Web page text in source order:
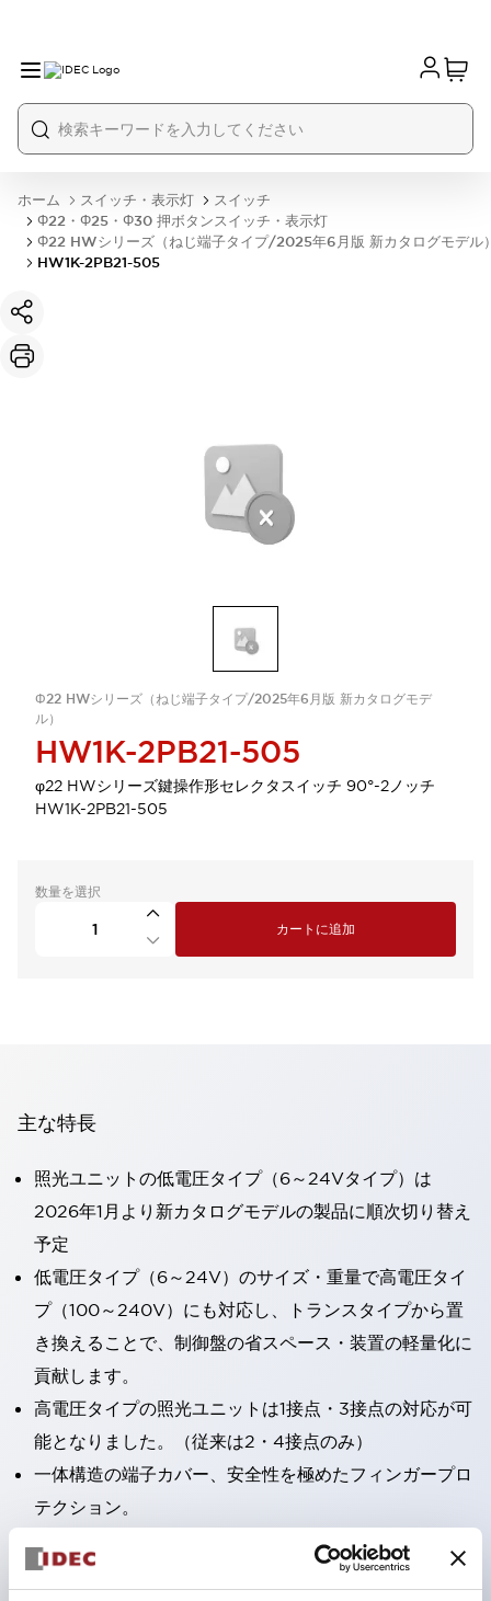
ホーム スイッチ・表示灯
スイッチ
Φ22・Φ25・Φ30 押ボタンスイッチ・表示灯
Φ22 HWシリーズ（ねじ端子タイプ/2025年6月版 新カタログモデル
HW1K-2PB21-505
Φ22 HWシリーズ（ねじ端子タイプ/2025年6月版 新カタログモデ
ル）
HW1K-2PB21-505
φ22 HWシリーズ鍵操作形セレクタスイッチ 90°-2ノッチ
HW1K-2PB21-505
数量を選択
カートに追加
主な特長
照光ユニットの低電圧タイプ（6～24Vタイプ）は
2026年1月より新カタログモデルの製品に順次切り替え
予定
低電圧タイプ（6～24V）のサイズ・重量で高電圧タイ
プ（100～240V）にも対応し、トランスタイプから置
き換えることで、制御盤の省スペース・装置の軽量化に
貢献します。
高電圧タイプの照光ユニットは1接点・3接点の対応が可
能となりました。（従来は2・4接点のみ）
一体構造の端子カバー、安全性を極めたフィンガープロ
テクション。
接点部をセルフクリーニングするローリング接触方式を
採用。